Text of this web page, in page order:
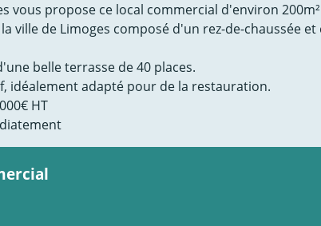
vous propose ce local commercial d'environ
ville de Limoges composé d'un rez-de-chaussée et
belle terrasse de 40 places.
idéalement adapté pour de la restauration.
HT